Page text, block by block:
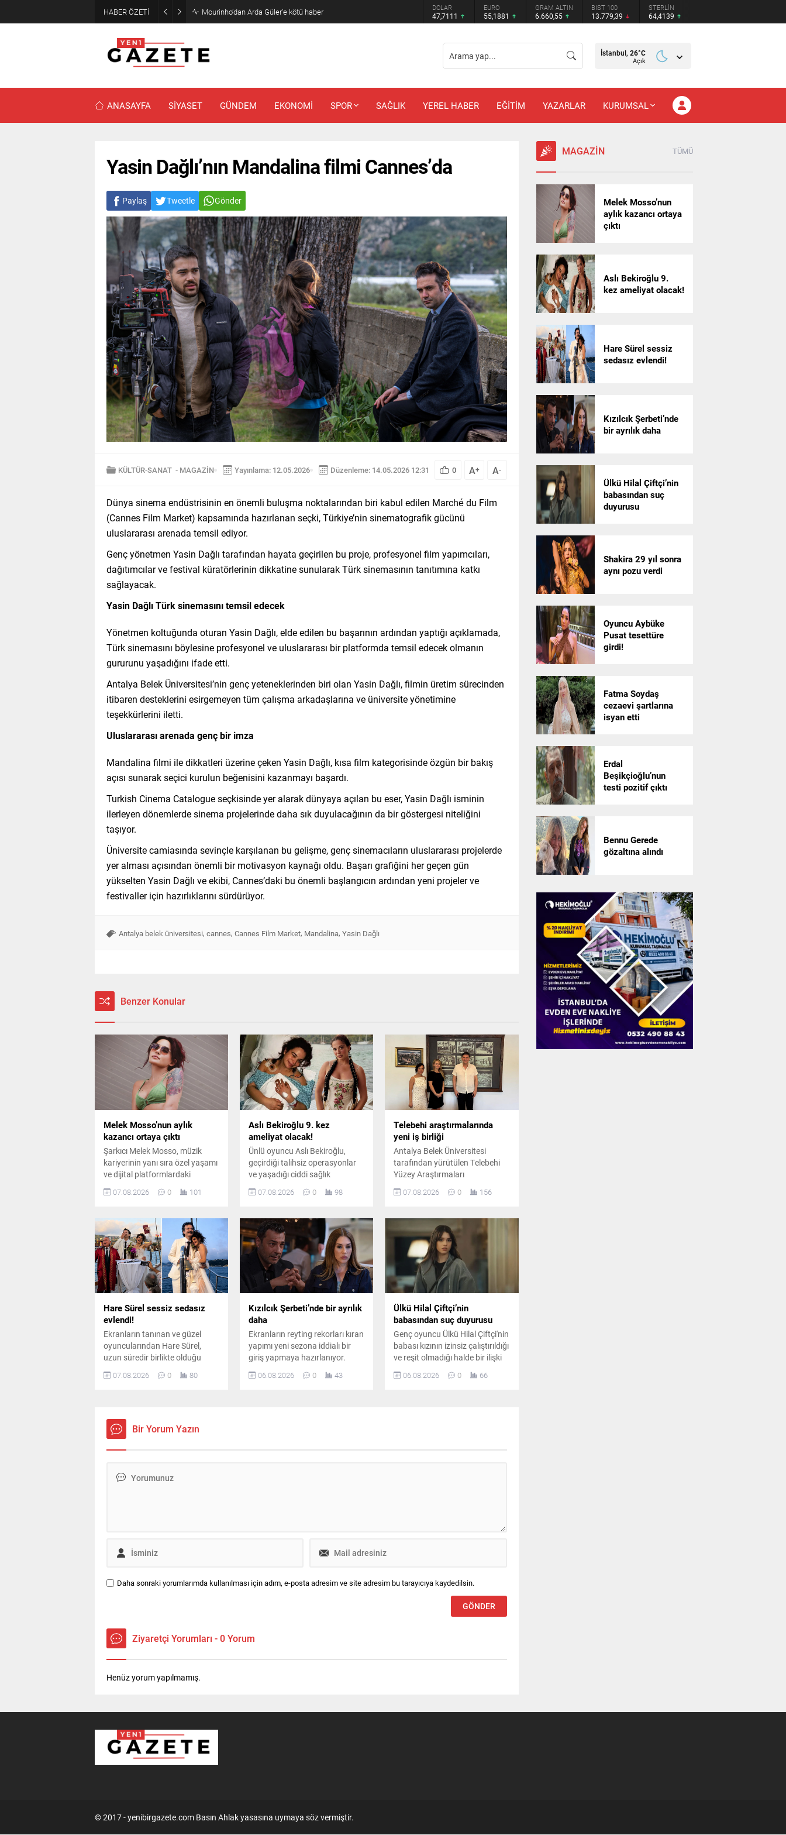
HABER ÖZETİ Mourinho’dan Arda Güler’e kötü haber DOLAR
47,7111
EURO
55,1881
GRAM ALTIN
6.660,55
BIST 100
13.779,39
STERLİN
64,4139
İstanbul, 26°C
Açık
ANASAYFA SİYASET GÜNDEM EKONOMİ SPOR SAĞLIK YEREL HABER EĞİTİM YAZARLAR KURUMSAL
Yasin Dağlı’nın Mandalina filmi Cannes’da
Paylaş Tweetle Gönder
KÜLTÜR-SANAT - MAGAZİN Yayınlama: 12.05.2026 Düzenleme: 14.05.2026 12:31 0 A+ A-
Dünya sinema endüstrisinin en önemli buluşma noktalarından biri kabul edilen Marché du Film
(Cannes Film Market) kapsamında hazırlanan seçki, Türkiye’nin sinematografik gücünü
uluslararası arenada temsil ediyor.
Genç yönetmen Yasin Dağlı tarafından hayata geçirilen bu proje, profesyonel film yapımcıları,
dağıtımcılar ve festival küratörlerinin dikkatine sunularak Türk sinemasının tanıtımına katkı
sağlayacak.
Yasin Dağlı Türk sinemasını temsil edecek
Yönetmen koltuğunda oturan Yasin Dağlı, elde edilen bu başarının ardından yaptığı açıklamada,
Türk sinemasını böylesine profesyonel ve uluslararası bir platformda temsil edecek olmanın
gururunu yaşadığını ifade etti.
Antalya Belek Üniversitesi’nin genç yeteneklerinden biri olan Yasin Dağlı, filmin üretim sürecinden
itibaren desteklerini esirgemeyen tüm çalışma arkadaşlarına ve üniversite yönetimine
teşekkürlerini iletti.
Uluslararası arenada genç bir imza
Mandalina filmi ile dikkatleri üzerine çeken Yasin Dağlı, kısa film kategorisinde özgün bir bakış
açısı sunarak seçici kurulun beğenisini kazanmayı başardı.
Turkish Cinema Catalogue seçkisinde yer alarak dünyaya açılan bu eser, Yasin Dağlı isminin
ilerleyen dönemlerde sinema projelerinde daha sık duyulacağının da bir göstergesi niteliğini
taşıyor.
Üniversite camiasında sevinçle karşılanan bu gelişme, genç sinemacıların uluslararası projelerde
yer alması açısından önemli bir motivasyon kaynağı oldu. Başarı grafiğini her geçen gün
yükselten Yasin Dağlı ve ekibi, Cannes’daki bu önemli başlangıcın ardından yeni projeler ve
festivaller için hazırlıklarını sürdürüyor.
Antalya belek üniversitesi, cannes, Cannes Film Market, Mandalina, Yasin Dağlı
Benzer Konular
Melek Mosso’nun aylık
kazancı ortaya çıktı
Şarkıcı Melek Mosso, müzik
kariyerinin yanı sıra özel yaşamı
ve dijital platformlardaki
ettiriyor. Instagram’da ücretli
Mosso’nun abone sayısı ve
buradan elde ettiği aylık gelir
belli oldu.
07.08.2026 0 101
Aslı Bekiroğlu 9. kez
ameliyat olacak!
Ünlü oyuncu Aslı Bekiroğlu,
geçirdiği talihsiz operasyonlar
ve yaşadığı ciddi sağlık
ameliyatın sonrasında
masasına yatacağını duyurdu.
07.08.2026 0 98
Telebehi araştırmalarında
yeni iş birliği
Antalya Belek Üniversitesi
tarafından yürütülen Telebehi
Yüzey Araştırmaları
Fethiye Belediye Başkanı Alim
mirasın korunmasına yönelik
yürütülen çalışmaları
değerlendirdi.
07.08.2026 0 156
Hare Sürel sessiz sedasız
evlendi!
Ekranların tanınan ve güzel
oyuncularından Hare Sürel,
uzun süredir birlikte olduğu
öğretim görevlisi Oğuz Erdin ile
İstanbul Kuruçeşme'de
07.08.2026 0 80
Kızılcık Şerbeti’nde bir ayrılık
daha
Ekranların reyting rekorları kıran
yapımı yeni sezona iddialı bir
giriş yapmaya hazırlanıyor.
Kadroda önemli ayrılıklar
yaşanırken diziye sürpriz bir
06.08.2026 0 43
Ülkü Hilal Çiftçi’nin
babasından suç duyurusu
Genç oyuncu Ülkü Hilal Çiftçi'nin
babası kızının izinsiz çalıştırıldığı
ve reşit olmadığı halde bir ilişki
yaşadığı iddiasıyla savcılığa
başvurdu. Yaşanan gelişmeler
06.08.2026 0 66
Bir Yorum Yazın
Daha sonraki yorumlarımda kullanılması için adım, e-posta adresim ve site adresim bu tarayıcıya kaydedilsin.
Ziyaretçi Yorumları - 0 Yorum
Henüz yorum yapılmamış.
MAGAZİN TÜMÜ
Melek Mosso’nun
aylık kazancı ortaya
çıktı
Aslı Bekiroğlu 9.
kez ameliyat olacak!
Hare Sürel sessiz
sedasız evlendi!
Kızılcık Şerbeti’nde
bir ayrılık daha
Ülkü Hilal Çiftçi’nin
babasından suç
duyurusu
Shakira 29 yıl sonra
aynı pozu verdi
Oyuncu Aybüke
Pusat tesettüre
girdi!
Fatma Soydaş
cezaevi şartlarına
isyan etti
Erdal
Beşikçioğlu’nun
testi pozitif çıktı
Bennu Gerede
gözaltına alındı
© 2017 - yenibirgazete.com Basın Ahlak yasasına uymaya söz vermiştir.